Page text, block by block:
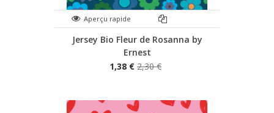
Aperçu rapide
Jersey Bio Fleur de Rosanna by
Ernest
1,38 € 2,30 €